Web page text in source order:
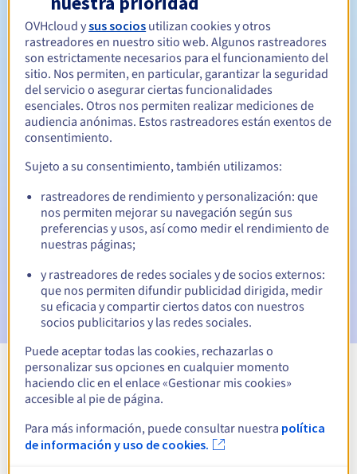
Período de renovación Entre 1 y 10 años
Período de redención
Notificaciones automáticas:
vencimiento
Email el día del vencimientopara notificar la suspensión
del nombre de dominio
Email tras el periodo de gracia de redenciónpara
notificar la eliminación del nombre de dominio
Ver todas las extensiones
Información sobre .cafe
OVHcloud ysus socios utilizan cookies y otros
rastreadores en nuestro sitio web. Algunos rastreadores
son estrictamente necesarios para el funcionamiento del
sitio. Nos permiten, en particular, garantizar la seguridad
del servicio o asegurar ciertas funcionalidades
esenciales. Otros nos permiten realizar mediciones de
audiencia anónimas. Estos rastreadores están exentos de
consentimiento.
Sujeto a su consentimiento, también utilizamos:
rastreadores de rendimiento y personalización: que
nos permiten mejorar su navegación según sus
preferencias y usos, así como medir el rendimiento de
nuestras páginas;
y rastreadores de redes sociales y de socios externos:
que nos permiten difundir publicidad dirigida, medir
su eficacia y compartir ciertos datos con nuestros
socios publicitarios y las redes sociales.
Puede aceptar todas las cookies, rechazarlas o
personalizar sus opciones en cualquier momento
haciendo clic en el enlace «Gestionar mis cookies»
accesible al pie de página.
Para más información, puede consultar nuestra política
de información y uso de cookies.